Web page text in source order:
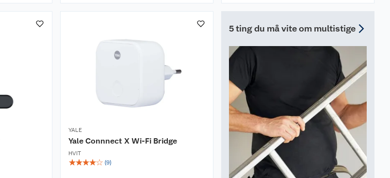
YALE
Yale Connnect X Wi-Fi Bridge
HVIT
☆☆☆☆☆ (9)
5 ting du må vite om multistige